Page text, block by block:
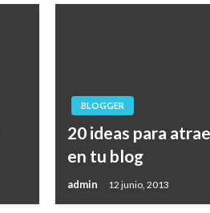
BLOGGER
20 ideas para
en tu blog
admin 12 junio, 2013